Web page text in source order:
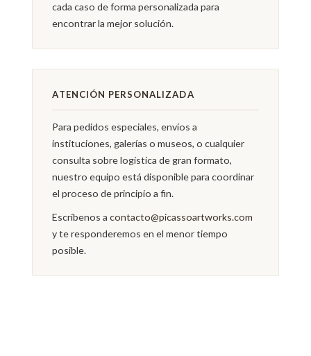
cada caso de forma personalizada para
encontrar la mejor solución.
ATENCIÓN PERSONALIZADA
Para pedidos especiales, envíos a
instituciones, galerías o museos, o cualquier
consulta sobre logística de gran formato,
nuestro equipo está disponible para coordinar
el proceso de principio a fin.
Escríbenos acontacto@picassoartworks.com
y te responderemos en el menor tiempo
posible.